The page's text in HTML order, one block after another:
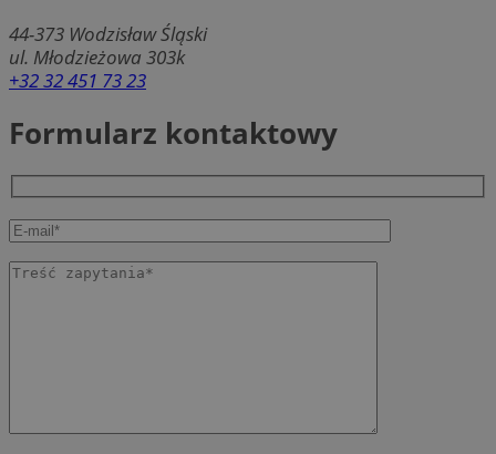
44-373 Wodzisław Śląski
ul. Młodzieżowa 303k
+32 32 451 73 23
Formularz kontaktowy